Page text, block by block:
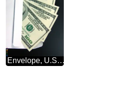
Envelope, U.S. rotation dollars